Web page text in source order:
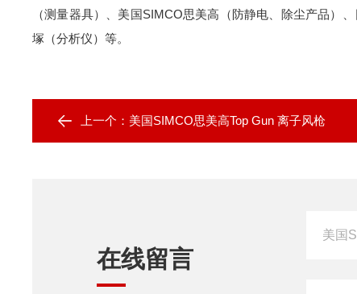
（测量器具）、美国SIMCO思美高（防静电、除尘产品）
塚（分析仪）等。
上一个： 美国SIMCO思美高Top Gun 离子风枪
在线留言